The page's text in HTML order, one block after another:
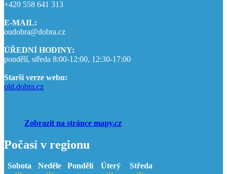
+420 558 641 313
E-MAIL:
oudobra@dobra.cz
ÚŘEDNÍ HODINY:
pondělí, středa 8:00-12:00, 12:30-17:00
Starší verze webu:
old.dobra.cz
Zobrazit na stránce mapy.cz
Počasí v regionu
Sobota Neděle Pondělí Úterý Středa